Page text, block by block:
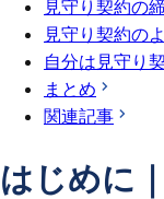
見守り契約の
見守り契約の
自分は見守り
まとめ
関連記事
はじめに